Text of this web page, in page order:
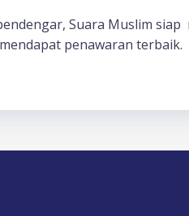
Suara Muslim
penawaran terbaik.